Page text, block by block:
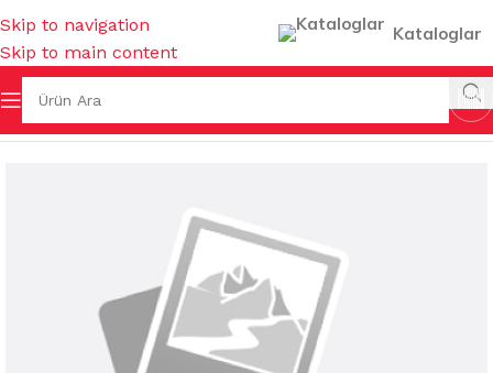
Skip to navigation
Skip to main content
Kataloglar
& HIRDAVAT MUHTELİF HIRDAVAT MALZEMELERİ